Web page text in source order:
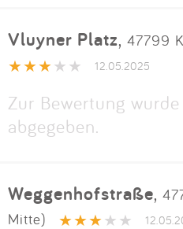
Vluyner Platz, 47799
12.05.2025
Zur Bewertung
abgegeben.
Weggenhofstraße,
Mitte)